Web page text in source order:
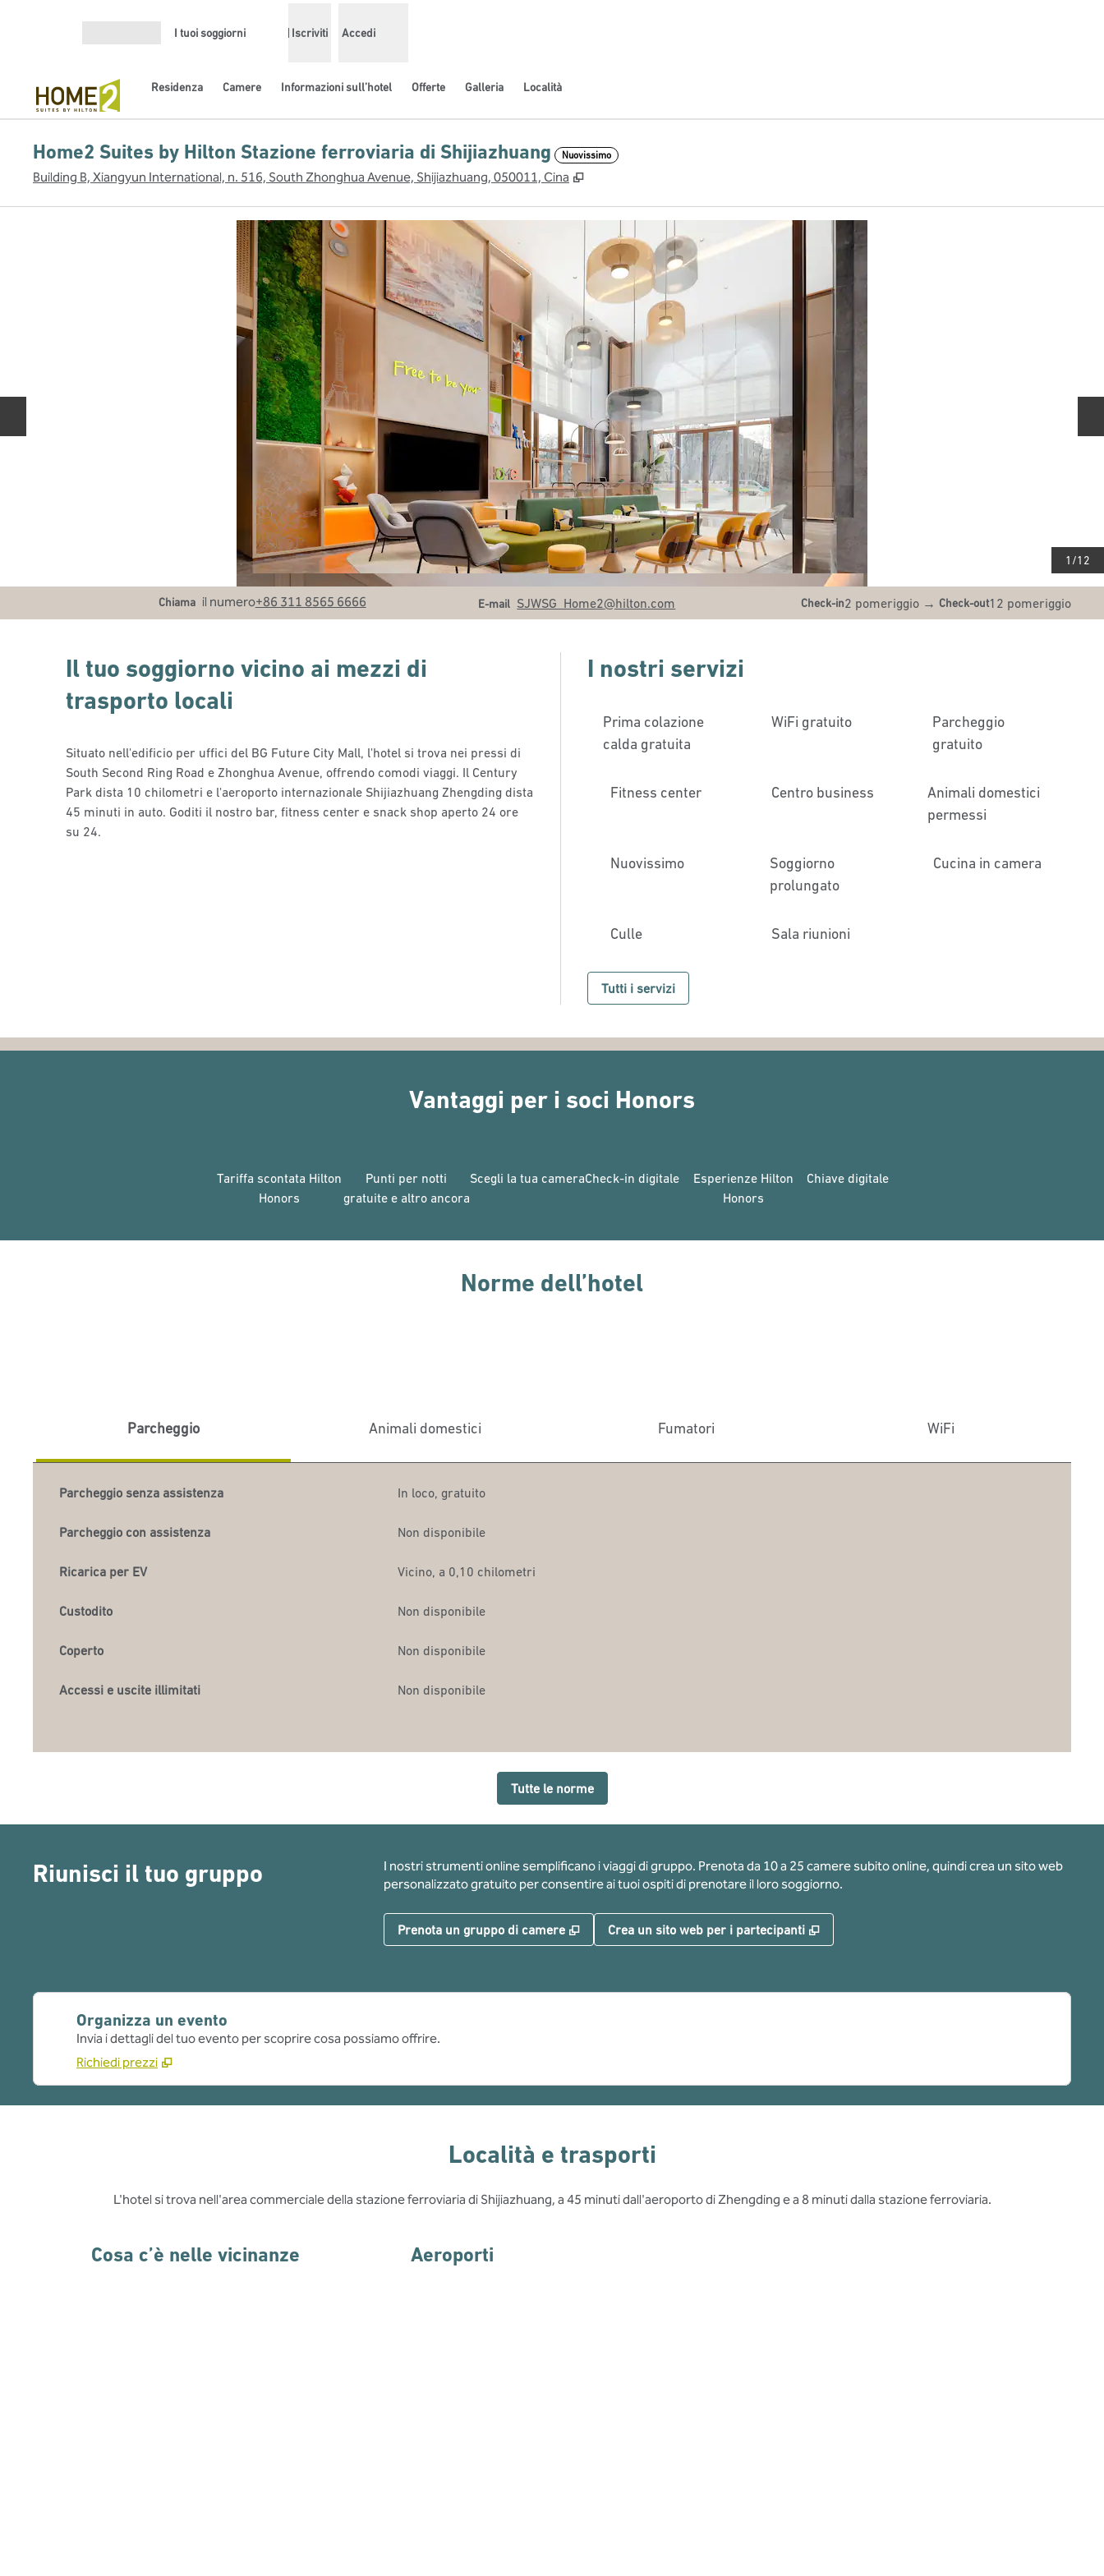
I tuoi soggiorni Iscriviti Accedi
Residenza Camere Informazioni sull’hotel Offerte Galleria Località
Home2 Suites by Hilton Stazione ferroviaria di Shijiazhuang Nuovissimo
Building B, Xiangyun International, n. 516, South Zhonghua Avenue, Shijiazhuang, 050011, Cina ,
1 /12
Chiama
Chiama il numero+86 311 8565 6666 E-mail
Email SJWSG_Home2@hilton.com Check-in2 pomeriggio → Check-out12 pomeriggio
Il tuo soggiorno vicino ai mezzi di
trasporto locali
Situato nell'edificio per uffici del BG Future City Mall, l'hotel si trova nei pressi di
South Second Ring Road e Zhonghua Avenue, offrendo comodi viaggi. Il Century
Park dista 10 chilometri e l'aeroporto internazionale Shijiazhuang Zhengding dista
45 minuti in auto. Goditi il nostro bar, fitness center e snack shop aperto 24 ore
su 24.
I nostri servizi
Prima colazione
calda gratuita
WiFi gratuito
Parcheggio
gratuito
Fitness center Centro business
Animali domestici
permessi
Nuovissimo
Soggiorno
prolungato
Cucina in camera
Culle Sala riunioni
Tutti i servizi
Vantaggi per i soci Honors
Tariffa scontata Hilton
Honors
Punti per notti
gratuite e altro ancora
Scegli la tua cameraCheck-in digitale
Esperienze Hilton
Honors
Chiave digitale
Norme dell’hotel
Parcheggio Animali domestici Fumatori WiFi
Parcheggio senza assistenza In loco, gratuito
Parcheggio con assistenza Non disponibile
Ricarica per EV Vicino, a 0,10 chilometri
Custodito Non disponibile
Coperto Non disponibile
Accessi e uscite illimitati Non disponibile
Tutte le norme
Riunisci il tuo gruppo
I nostri strumenti online semplificano i viaggi di gruppo. Prenota da 10 a 25 camere subito online, quindi crea un sito web
personalizzato gratuito per consentire ai tuoi ospiti di prenotare il loro soggiorno.
Prenota un gruppo di camere , Apre una nuova scheda
Crea un sito web per i partecipanti ,
Organizza un evento
Invia i dettagli del tuo evento per scoprire cosa possiamo offrire.
Richiedi prezzi
Località e trasporti
L'hotel si trova nell'area commerciale della stazione ferroviaria di Shijiazhuang, a 45 minuti dall'aeroporto di Zhengding e a 8 minuti dalla stazione ferroviaria.
Cosa c’è nelle vicinanze Aeroporti